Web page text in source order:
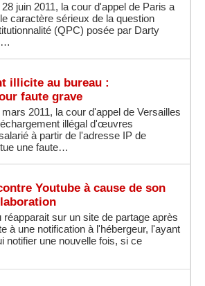
juin 2011, la cour d'appel de Paris a
caractère sérieux de la question
(QPC) posée par Darty
illicite au bureau :
faute grave
2011, la cour d'appel de Versailles
illégal d'œuvres
à partir de l'adresse IP de
une faute…
Youtube à cause de son
réapparait sur un site de partage après
à une notification à l'hébergeur, l'ayant
notifier une nouvelle fois, si ce